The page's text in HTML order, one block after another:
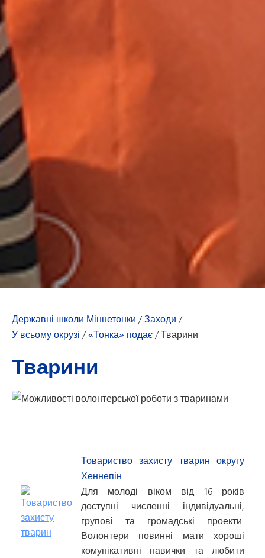
Державні школи Міннетонки /Заходи /
У всьому окрузі /«Тонка» подає/Тварини
Тварини
Товариство захисту тварин округу
Хеннепін
Для молоді віком від 16 років
доступні численні індивідуальні,
групові та громадські проекти.
Волонтери повинні мати хороші
комунікативні навички та любити